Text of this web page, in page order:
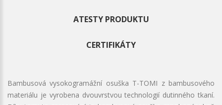
ATESTY PRODUKTU
CERTIFIKÁTY
Bambusová vysokogramážní osuška T-TOMI z bambusového
materiálu je vyrobena dvouvrstvou technologií dutinného tkaní.